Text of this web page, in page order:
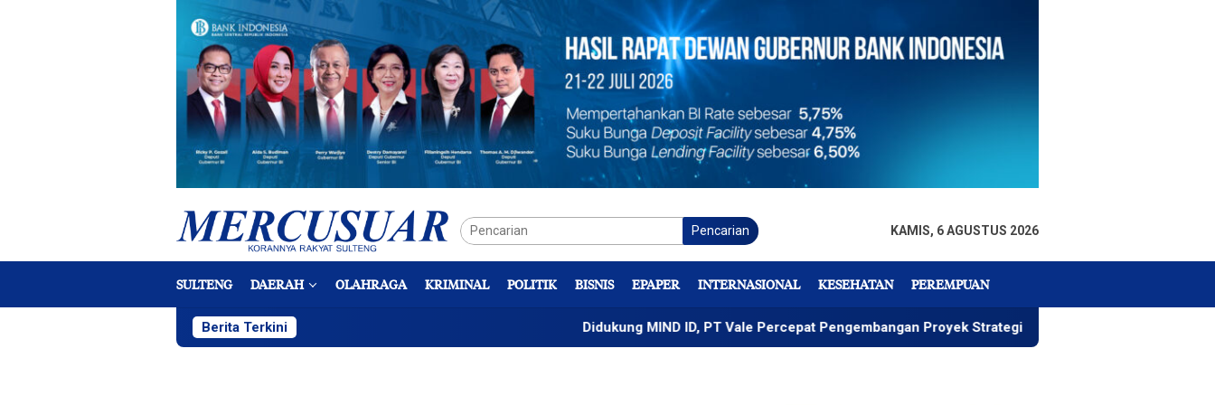
Pencarian KAMIS, 6 AGUSTUS 2026
SULTENG DAERAH OLAHRAGA KRIMINAL POLITIK BISNIS EPAPER INTERNASIONAL KESEHATAN PEREMPUAN
Berita Terkini Didukung MIND ID, PT Vale Percepat Pengembangan Proyek Strategis IGP Pomalaa